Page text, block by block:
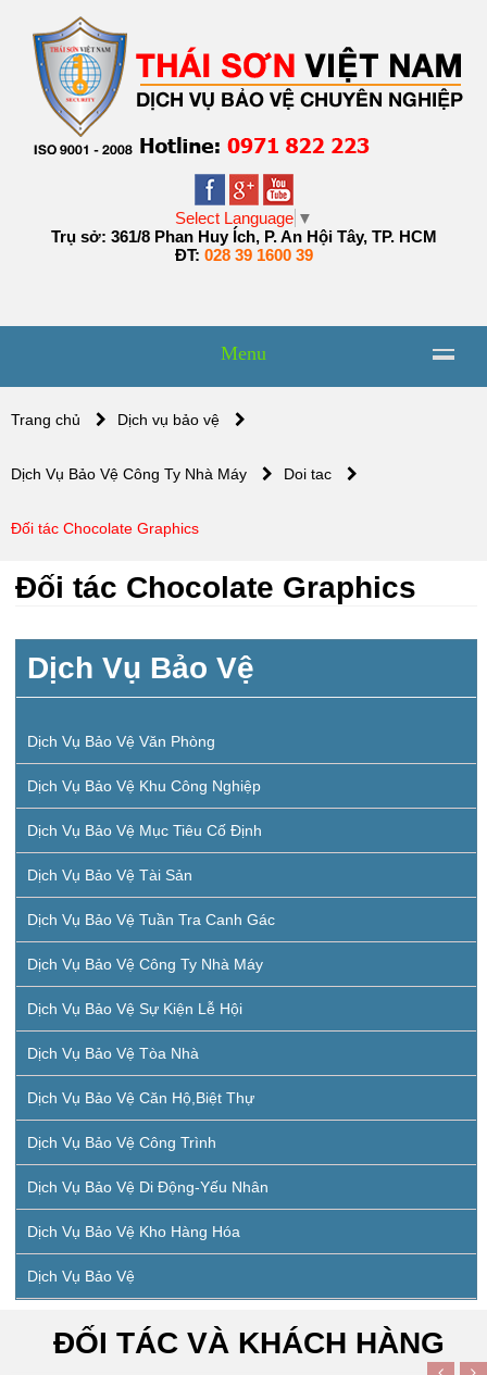
Select Language ▼
Trụ sở: 361/8 Phan Huy Ích, P. An Hội Tây, TP. HCM
ĐT: 028 39 1600 39
Menu
Trang chủ Dịch vụ bảo vệ
Dịch Vụ Bảo Vệ Công Ty Nhà Máy Doi tac
Đối tác Chocolate Graphics
Đối tác Chocolate Graphics
Dịch Vụ Bảo Vệ
Dịch Vụ Bảo Vệ Văn Phòng
Dịch Vụ Bảo Vệ Khu Công Nghiệp
Dịch Vụ Bảo Vệ Mục Tiêu Cố Định
Dịch Vụ Bảo Vệ Tài Sản
Dịch Vụ Bảo Vệ Tuần Tra Canh Gác
Dịch Vụ Bảo Vệ Công Ty Nhà Máy
Dịch Vụ Bảo Vệ Sự Kiện Lễ Hội
Dịch Vụ Bảo Vệ Tòa Nhà
Dịch Vụ Bảo Vệ Căn Hộ,biệt Thự
Dịch Vụ Bảo Vệ Công Trình
Dịch Vụ Bảo Vệ Di Động-Yếu Nhân
Dịch Vụ Bảo Vệ Kho Hàng Hóa
Dịch Vụ Bảo Vệ
ĐỐI TÁC VÀ KHÁCH HÀNG